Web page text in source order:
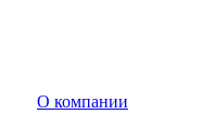
О компании